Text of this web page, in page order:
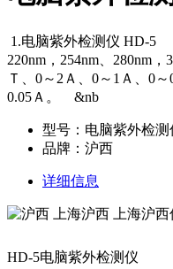
1.电脑紫外检测仪 HD-
220nm，254nm、
Ｔ、0～2Ａ、0～1Ａ、0
0.05Ａ。 &nb
型号：电脑紫外检测
品牌：沪西
详细信息
HD-5电脑紫外检测仪